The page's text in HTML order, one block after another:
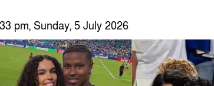
pm, Sunday, 5 July 2026